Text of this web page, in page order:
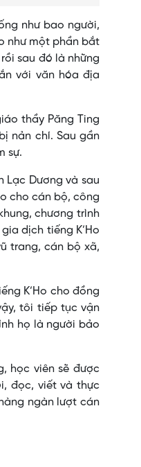
như bao người,
như một phần bắt
sau đó là những
với văn hóa địa
thầy Păng Ting
nản chí. Sau gần
sự.
Lạc Dương và sau
cho cán bộ, công
chương trình
dịch tiếng K’Ho
trang, cán bộ xã,
K’Ho cho đồng
tôi tiếp tục vận
họ là người bảo
học viên sẽ được
đọc, viết và thực
ngàn lượt cán